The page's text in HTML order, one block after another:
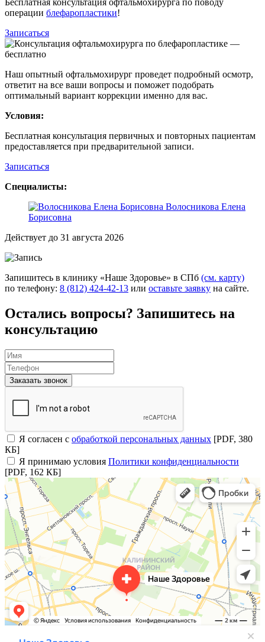
операции блефаропластики!
Записаться
Наш опытный офтальмохирург проведет подробный осмотр,
ответит на все ваши вопросы и поможет подобрать
оптимальный вариант коррекции именно для вас.
Условия:
Бесплатная консультация первичных и повторных пациентам
предоставляется при предварительной записи.
Записаться
Cпециалисты:
Волосникова Елена
Борисовна
Действует до 31 августа 2026
Запишитесь в клинику «Наше Здоровье» в СПб (см. карту)
по телефону: 8 (812) 424-42-13 или оставьте заявку на сайте.
Остались вопросы? Запишитесь на
консультацию
Заказать звонок
Я согласен с обработкой персональных данных [PDF, 380
КБ]
Я принимаю условия Политики конфиденциальности
[PDF, 162 КБ]